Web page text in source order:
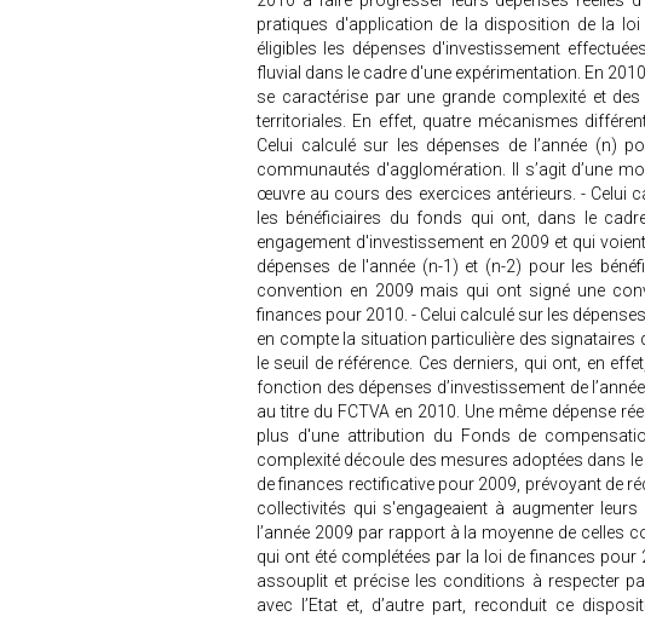
pratiques d'application de la disposition de la
éligibles les dépenses d'investissement
fluvial dans le cadre d'une expérimentation. En
se caractérise par une grande complexité et
territoriales. En effet, quatre mécanismes
Celui calculé sur les dépenses de l’année (n)
communautés d'agglomération. Il s’agit d’une
œuvre au cours des exercices antérieurs. - Celui
les bénéficiaires du fonds qui ont, dans le
engagement d'investissement en 2009 et qui
dépenses de l'année (n-1) et (n-2) pour les
convention en 2009 mais qui ont signé une
finances pour 2010. - Celui calculé sur les
en compte la situation particulière des
le seuil de référence. Ces derniers, qui ont, en
fonction des dépenses d’investissement de
au titre du FCTVA en 2010. Une même dépense
plus d'une attribution du Fonds de
complexité découle des mesures adoptées dans
de finances rectificative pour 2009, prévoyant de
collectivités qui s'engageaient à augmenter
l’année 2009 par rapport à la moyenne de celles
qui ont été complétées par la loi de finances pour
assouplit et précise les conditions à respecter
avec l’Etat et, d’autre part, reconduit ce